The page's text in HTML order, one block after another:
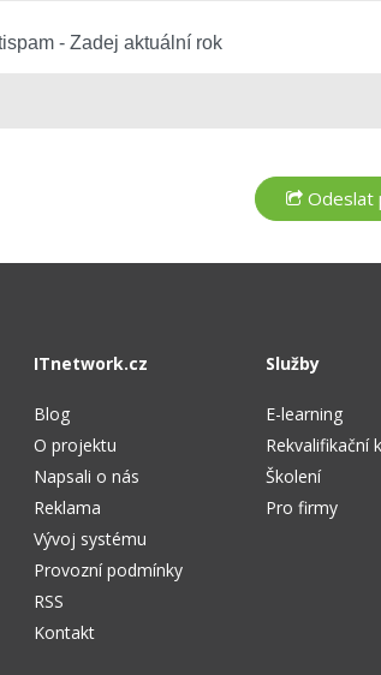
- Zadej aktuální rok
ITnetwork.cz
Blog
O projektu
Napsali o nás
Reklama
Vývoj systému
Provozní podmínky
RSS
Kontakt
Služby
E-learning
Rekvalifikační
Školení
Pro firmy